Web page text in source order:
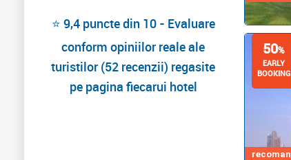
50%
EARLY
BOOKING
⭐ 9,4 puncte din 10 - Evaluare
conform opiniilor reale ale
turistilor (52 recenzii) regasite
pe pagina fiecarui hotel